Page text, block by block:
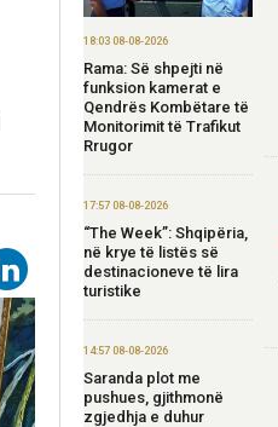
18:03 08-08-2026
Rama: Së shpejti në
funksion kamerat e
Qendrës Kombëtare të
Monitorimit të Trafikut
Rrugor
17:57 08-08-2026
“The Week”: Shqipëria,
në krye të listës së
destinacioneve të lira
turistike
14:57 08-08-2026
Saranda plot me
pushues, gjithmonë
zgjedhja e duhur